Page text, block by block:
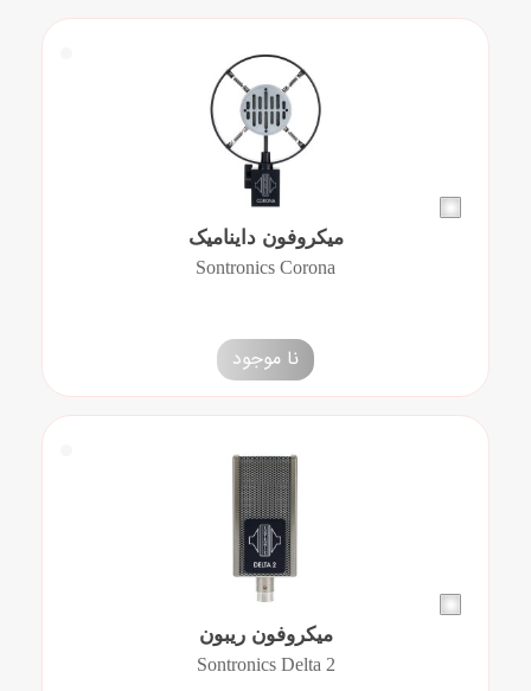
میکروفون داینامیک
Sontronics Corona
نا موجود
میکروفون ریبون
Sontronics Delta 2